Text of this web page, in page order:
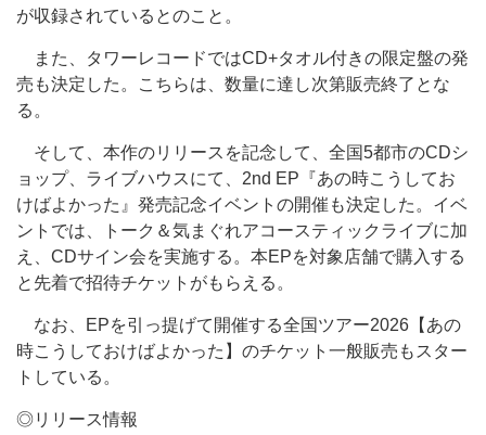
が収録されているとのこと。
また、タワーレコードではCD+タオル付きの限定盤の発
売も決定した。こちらは、数量に達し次第販売終了とな
る。
そして、本作のリリースを記念して、全国5都市のCDシ
ョップ、ライブハウスにて、2nd EP『あの時こうしてお
けばよかった』発売記念イベントの開催も決定した。イベ
ントでは、トーク＆気まぐれアコースティックライブに加
え、CDサイン会を実施する。本EPを対象店舗で購入する
と先着で招待チケットがもらえる。
なお、EPを引っ提げて開催する全国ツアー2026【あの
時こうしておけばよかった】のチケット一般販売もスター
トしている。
◎リリース情報